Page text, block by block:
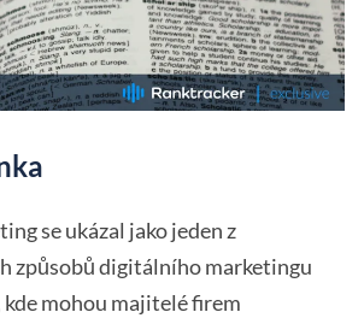
se ukázal jako jeden z
způsobů digitálního marketingu
kde mohou majitelé firem